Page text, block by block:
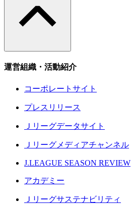
運営組織・活動紹介
コーポレートサイト
プレスリリース
Ｊリーグデータサイト
Ｊリーグメディアチャンネル
J.LEAGUE SEASON REVIEW
アカデミー
Ｊリーグサステナビリティ